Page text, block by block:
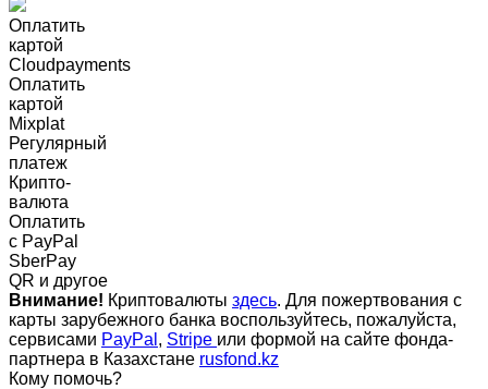
Оплатить
картой
Cloudpayments
Оплатить
картой
Mixplat
Регулярный
платеж
Крипто-
валюта
Оплатить
c PayPal
SberPay
QR и другое
Внимание! Криптовалюты здесь. Для пожертвования с
карты зарубежного банка воспользуйтесь, пожалуйста,
сервисами PayPal , Stripe или формой на сайте фонда-
партнера в Казахстане rusfond.kz
Кому помочь?